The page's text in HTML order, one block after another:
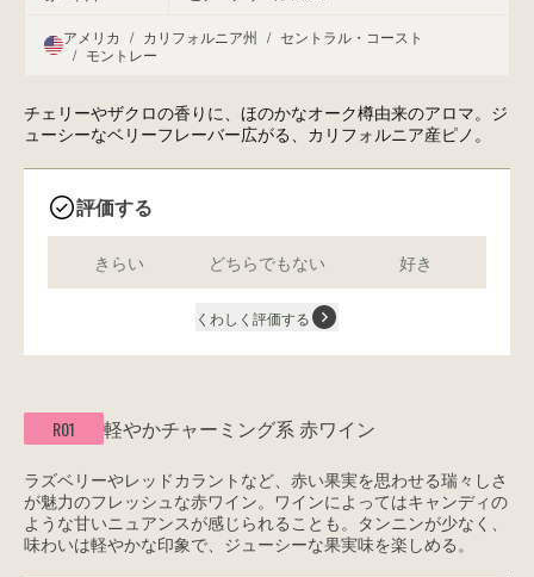
アメリカ / カリフォルニア州 / セントラル・コースト
/ モントレー
チェリーやザクロの香りに、ほのかなオーク樽由来のアロマ。ジ
ューシーなベリーフレーバー広がる、カリフォルニア産ピノ。
評価する
きらい どちらでもない 好き
くわしく評価する
R01 軽やかチャーミング系 赤ワイン
ラズベリーやレッドカラントなど、赤い果実を思わせる瑞々しさ
が魅力のフレッシュな赤ワイン。ワインによってはキャンディの
ような甘いニュアンスが感じられることも。タンニンが少なく、
味わいは軽やかな印象で、ジューシーな果実味を楽しめる。